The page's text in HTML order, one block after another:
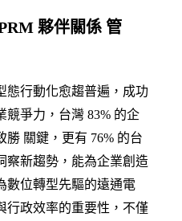
夥伴關係 管
態行動化愈趨普遍，成功
競爭力，台灣 83% 的企
關鍵，更有 76% 的台
察新趨勢，能為企業創造
數位轉型先驅的遠通電
行政效率的重要性，不僅